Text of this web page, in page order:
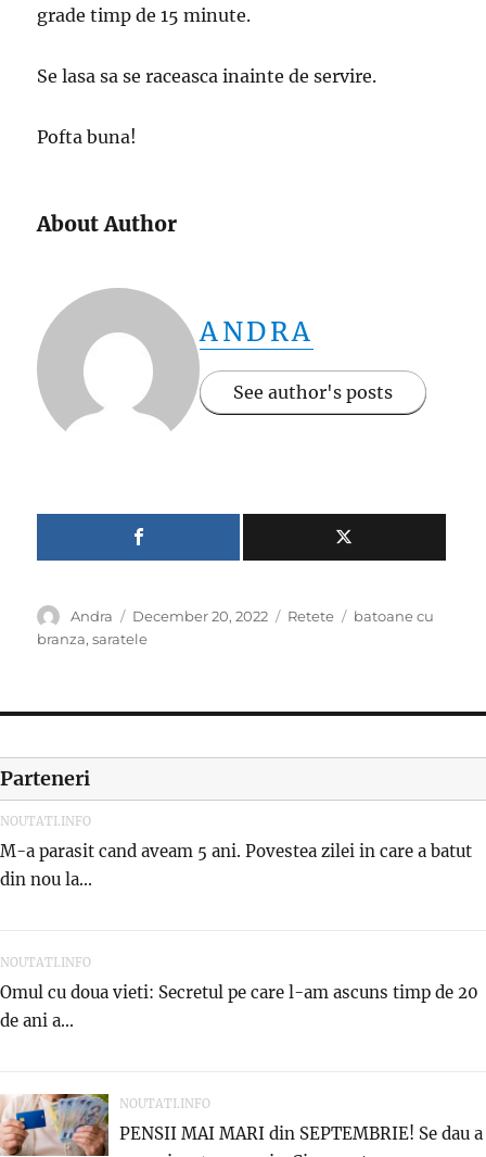
grade timp de 15 minute.
Se lasa sa se raceasca inainte de servire.
Pofta buna!
About Author
ANDRA
See author's posts
Author
Andra
Posted
on
December 20, 2022 Categories
Retete Tags
batoane cu
branza,saratele
Parteneri
NOUTATI.INFO
M-a parasit cand aveam 5 ani. Povestea zilei in care a batut
din nou la...
NOUTATI.INFO
Omul cu doua vieti: Secretul pe care l-am ascuns timp de 20
de ani a...
NOUTATI.INFO
PENSII MAI MARI din SEPTEMBRIE! Se dau a